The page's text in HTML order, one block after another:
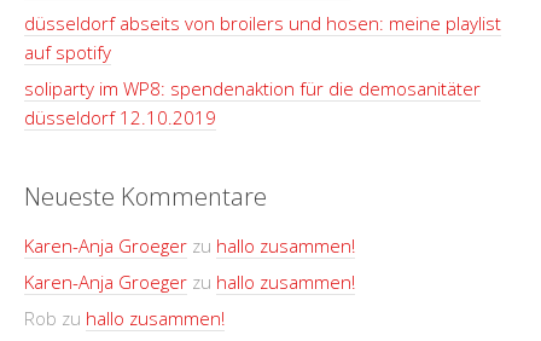
düsseldorf abseits von broilers und hosen: meine playlist
auf spotify
soliparty im WP8: spendenaktion für die demosanitäter
düsseldorf 12.10.2019
Neueste Kommentare
Karen-Anja Groeger zu hallo zusammen!
Karen-Anja Groeger zu hallo zusammen!
Rob zu hallo zusammen!